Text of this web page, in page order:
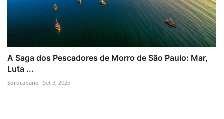
A Saga dos Pescadores de Morro de São Paulo: Mar,
Luta ...
Sorocabano Set 3, 2025